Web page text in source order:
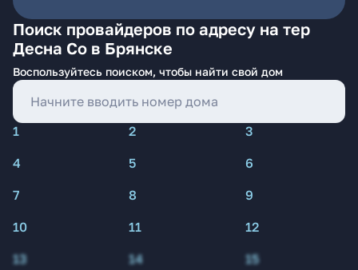
Поиск провайдеров по адресу на тер
Десна Со в Брянске
Воспользуйтесь поиском, чтобы найти свой дом
1 2
3
4
5
6
7
8
9
10
11
12
13
14 15